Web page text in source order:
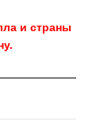
и страны